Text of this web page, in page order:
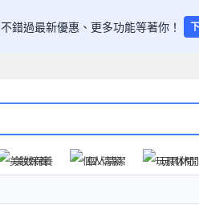
不錯過最新優惠、更多功能等著你！
美妝保養 個人清潔 玩具休閒